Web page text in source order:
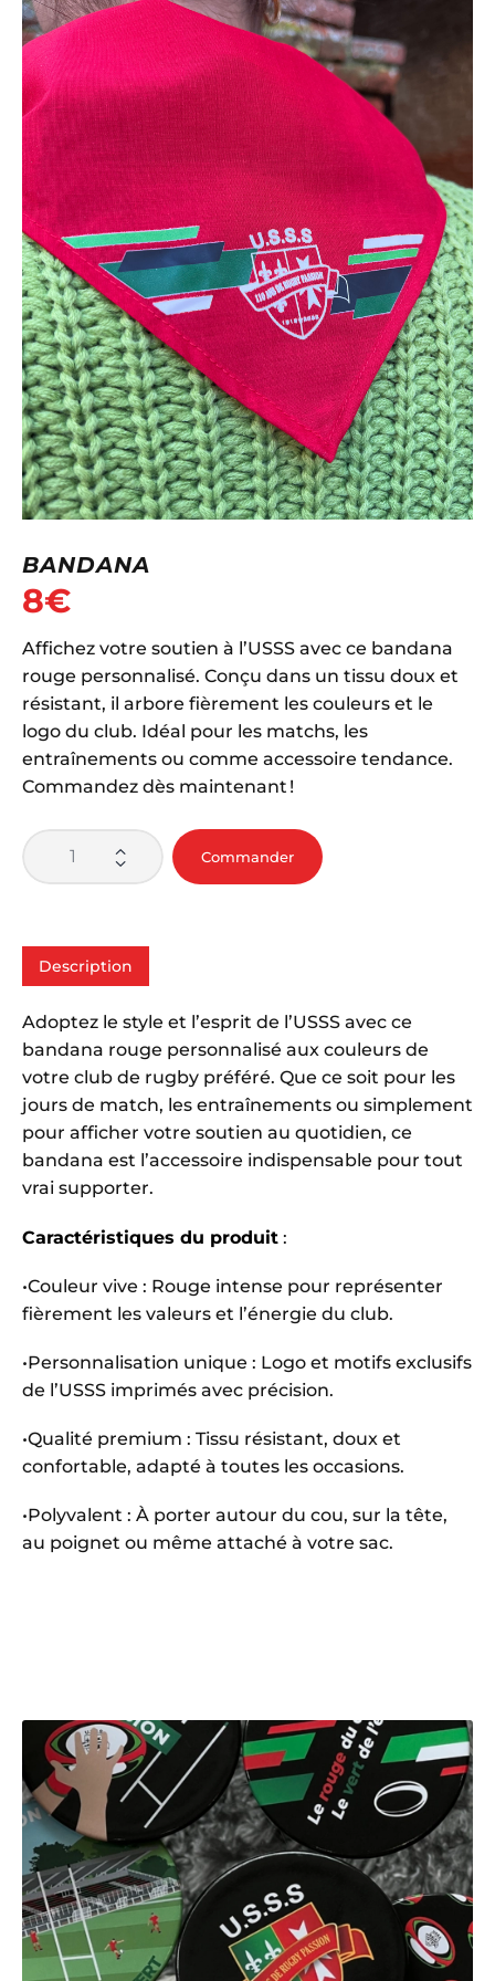
BANDANA
8€
Affichez votre soutien à l’USSS avec ce bandana
rouge personnalisé. Conçu dans un tissu doux et
résistant, il arbore fièrement les couleurs et le
logo du club. Idéal pour les matchs, les
entraînements ou comme accessoire tendance.
Commandez dès maintenant !
Commander
Description
Adoptez le style et l’esprit de l’USSS avec ce
bandana rouge personnalisé aux couleurs de
votre club de rugby préféré. Que ce soit pour les
jours de match, les entraînements ou simplement
pour afficher votre soutien au quotidien, ce
bandana est l’accessoire indispensable pour tout
vrai supporter.
Caractéristiques du produit :
•Couleur vive : Rouge intense pour représenter
fièrement les valeurs et l’énergie du club.
•Personnalisation unique : Logo et motifs exclusifs
de l’USSS imprimés avec précision.
•Qualité premium : Tissu résistant, doux et
confortable, adapté à toutes les occasions.
•Polyvalent : À porter autour du cou, sur la tête,
au poignet ou même attaché à votre sac.